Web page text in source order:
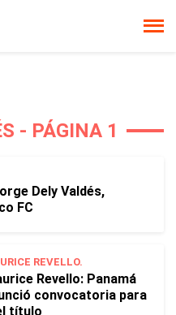
- PÁGINA 1
Dely Valdés,
FC
REVELLO.
Revello: Panamá
convocatoria para
título